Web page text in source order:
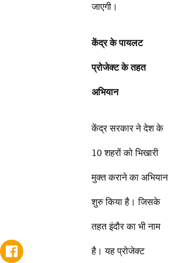
जाएगी।
केंद्र के पायलट
प्रोजेक्ट के तहत
अभियान
केंद्र सरकार ने देश के
10 शहरों को भिखारी
मुक्त कराने का अभियान
शुरु किया है। जिसके
तहत इंदौर का भी नाम
है। यह प्रोजेक्ट